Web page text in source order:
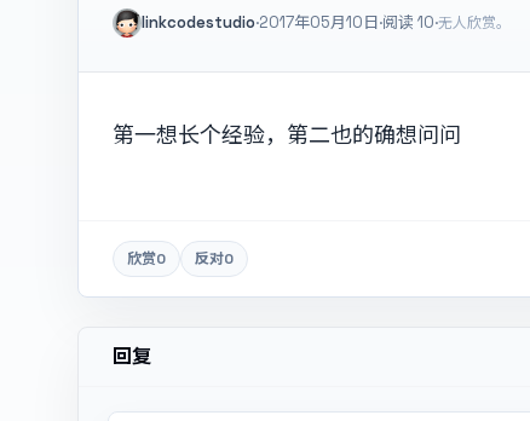
linkcodestudio·2017年05月10日·阅读 10·无人欣赏。
第一想长个经验，第二也的确想问问
欣赏0 反对0
回复